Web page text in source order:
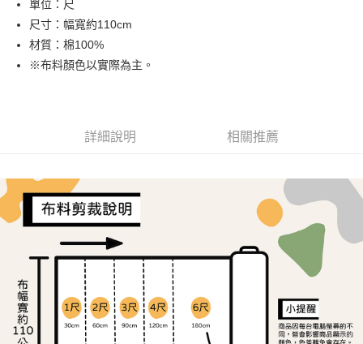
Google Pay
AFTEE先享後付
相關說明
１．簡單：不需註冊會員、不需綁卡、不需儲值。
２．便利：只要手機號碼，簡訊認證，即可結帳。
【「AFTEE先享後付」結帳流程】
１．於結帳方式選擇「AFTEE先享後付」後，將跳轉至「AFTEE先享後付」
結帳頁面，進行簡訊認證並確認金額後，即可完成結帳。
３．收到繳費通知簡訊後14天內，點擊此簡訊中的連結，可透過四大超商／
ATM／網路銀行／等多元方式進行付款，方視為交易完成。
※ 請注意：結帳手續完成當下不需立刻繳費，但若您需要取消訂單，請聯絡
購買商品的店家。未經商家同意取消之訂單仍視為有效，需透過AFTEE先享
後付繳納相關費用。
※ 交易是否成功請以「AFTEE先享後付 」之結帳頁面顯示為準，若有關於
是否繳費成功／繳費後需取消欲退款等相關疑問，請聯繫「AFTEE先享後付
每筆NT$65，滿NT$1,500(含以上)免運費
7-11取貨付款
每筆NT$65，滿NT$1,500(含以上)免運費
每筆NT$150，滿NT$1,500(含以上)免運費
離島宅配
單位：尺
尺寸：幅寬約110cm
材質：棉100%
※布料顏色以實際為主。
詳細說明 相關推薦